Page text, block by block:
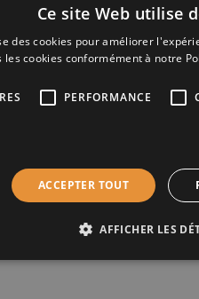
des
Ce site Web utilise
des cookies pour améliorer
les cookies conformément à notre
PERFORMANCE
ACCEPTER TOUT
AFFICHER LES